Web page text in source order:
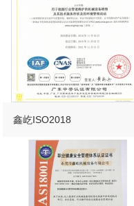
鑫屹ISO2018